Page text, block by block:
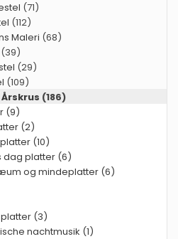
(71)
(112)
Maleri (68)
(39)
(29)
(109)
(186)
(9)
(2)
(10)
dag platter (6)
og mindeplatter (6)
(3)
nachtmusik (1)